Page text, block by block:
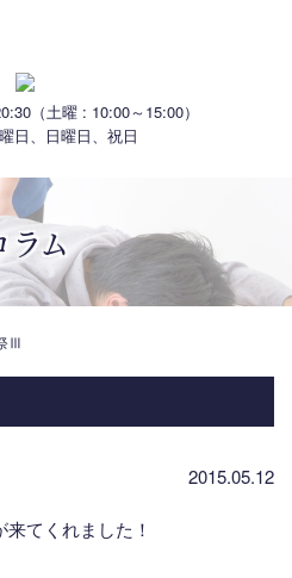
（土曜 : 10:00～15:00）
日、日曜日、祝日
ム
Ⅲ
2015.05.12
てくれました！